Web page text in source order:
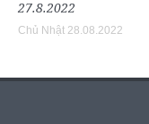
27.8.2022
Chủ Nhật 28.08.2022